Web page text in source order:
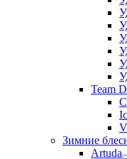
Team
Зимние
Artuda